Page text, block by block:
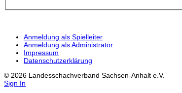
Anmeldung als Spielleiter
Anmeldung als Administrator
Impressum
Datenschutzerklärung
© 2026 Landesschachverband Sachsen-Anhalt e.V.
Sign In